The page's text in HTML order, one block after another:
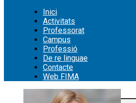
Inici
Activitats
Professorat
Campus
Professió
De re linguae
Contacte
Web FIMA